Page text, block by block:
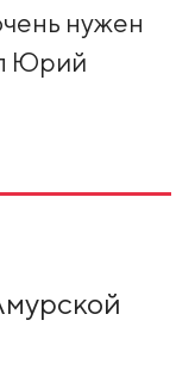
нужен
Юрий